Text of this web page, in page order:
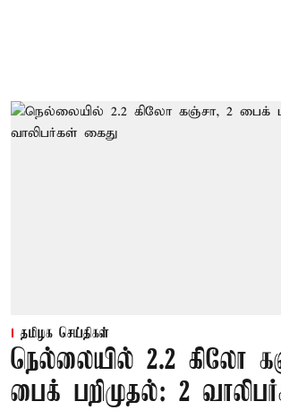
தமிழக செய்திகள்
நெல்லையில் 2.2 கிலோ
பைக் பறிமுதல்: 2